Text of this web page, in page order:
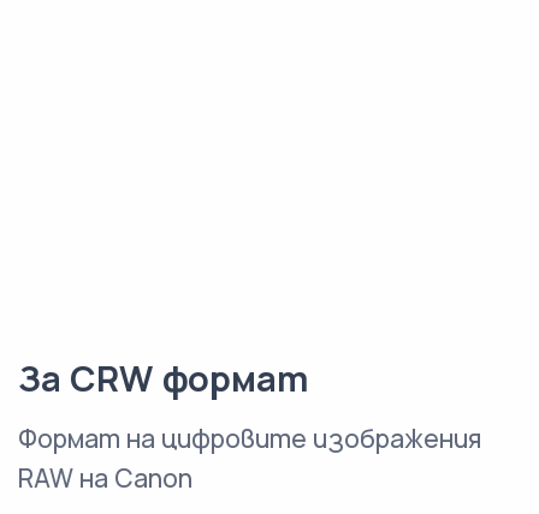
За CRW формат
Формат на цифровите изображения
RAW на Canon